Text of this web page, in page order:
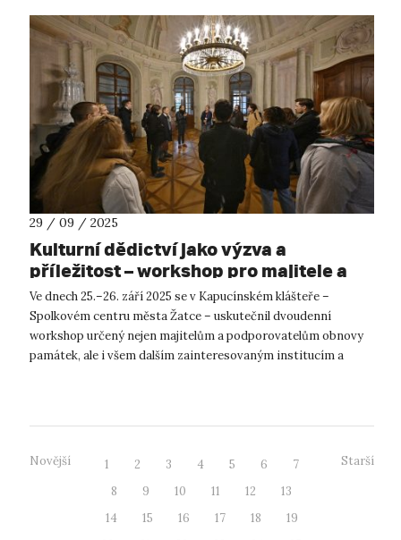
29 / 09 / 2025
Kulturní dědictví jako výzva a
příležitost – workshop pro majitele a
podporovatele obnovy památek
Ve dnech 25.–26. září 2025 se v Kapucínském klášteře –
Spolkovém centru města Žatce – uskutečnil dvoudenní
workshop určený nejen majitelům a podporovatelům obnovy
památek, ale i všem dalším zainteresovaným institucím a
Novější 1 2 3 4 5 6
7
8
9 10 11 12
13
14
15 16 17 18
19
Starší